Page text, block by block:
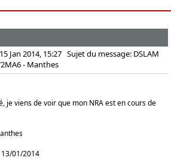
Jan 2014, 15:27 Sujet du message: DSLAM
- Manthes
je viens de voir que mon NRA est en cours de
13/01/2014